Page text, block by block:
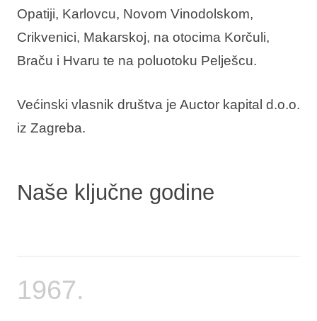
Opatiji, Karlovcu, Novom Vinodolskom,
Crikvenici, Makarskoj, na otocima Korčuli,
Braču i Hvaru te na poluotoku Pelješcu.
Većinski vlasnik društva je Auctor kapital d.o.o.
iz Zagreba.
Naše ključne godine
1967.